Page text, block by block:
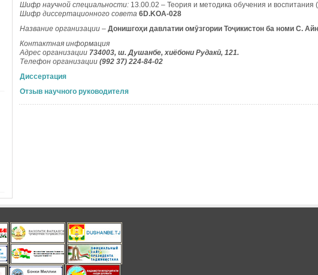
Шифр научной специальности: 13.00.02 – Теория и методика обучения и воспитания
Шифр диссертационного совета 6D.KOA-028
Название организации – Донишгоҳи давлатии омӯзгории Тоҷикистон ба номи С. Айн
Контактная информация
Адрес организации 734003, ш. Душанбе, хиёбони Рудакӣ, 121.
Телефон организации (992 37) 224-84-02
Диссертация
Отзыв научного руководителя